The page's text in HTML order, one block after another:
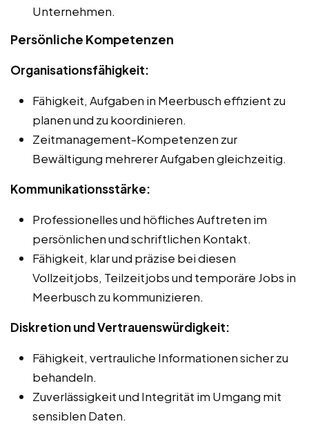
Unternehmen.
Persönliche Kompetenzen
Organisationsfähigkeit:
Fähigkeit, Aufgaben in Meerbusch effizient zu
planen und zu koordinieren.
Zeitmanagement-Kompetenzen zur
Bewältigung mehrerer Aufgaben gleichzeitig.
Kommunikationsstärke:
Professionelles und höfliches Auftreten im
persönlichen und schriftlichen Kontakt.
Fähigkeit, klar und präzise bei diesen
Vollzeitjobs, Teilzeitjobs und temporäre Jobs in
Meerbusch zu kommunizieren.
Diskretion und Vertrauenswürdigkeit:
Fähigkeit, vertrauliche Informationen sicher zu
behandeln.
Zuverlässigkeit und Integrität im Umgang mit
sensiblen Daten.